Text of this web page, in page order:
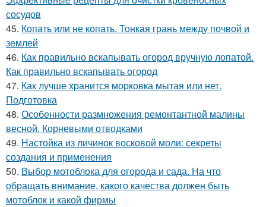
сосудов
45. Копать или не копать. Тонкая грань между почвой и
землей
46. Как правильно вскапывать огород вручную лопатой.
Как правильно вскапывать огород
47. Как лучше хранится морковка мытая или нет.
Подготовка
48. Особенности размножения ремонтантной малины
весной. Корневыми отводками
49. Настойка из личинок восковой моли: секреты
создания и применения
50. Выбор мотоблока для огорода и сада. На что
обращать внимание, какого качества должен быть
мотоблок и какой фирмы